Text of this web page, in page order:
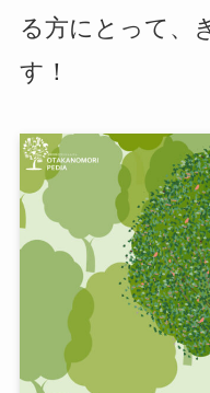
る方にとって、
す！